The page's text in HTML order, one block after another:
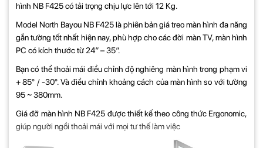
hình NB F425 có tải trọng chịu lực lên tới 12 Kg.
Model North Bayou NB F425 là phiên bản giá treo màn hình đa năng
gắn tường tốt nhất hiện nay, phù hợp cho các đời màn TV, màn hình
PC có kích thước từ 24″ – 35″.
Bạn có thể thoải mái điều chỉnh độ nghiêng màn hình trong phạm vi
+ 85° / -30°. Và điều chỉnh khoảng cách của màn hình so với tường
95 ~ 380mm.
Giá đỡ màn hình NB F425 được thiết kế theo công thức Ergonomic,
giúp người ngồi thoải mái với mọi tư thế làm việc